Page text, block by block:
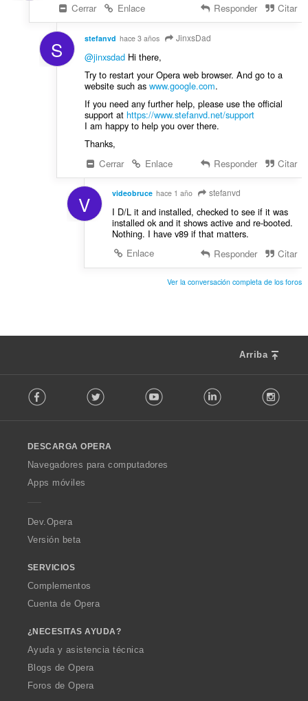
Cerrar
Enlace Responder Citar
S stefanvd hace 3 años JinxsDad
@jinxsdadHi there,
Try to restart your Opera web browser. And go to a
website such as www.google.com.
If you need any further help, please use the official
support at https://www.stefanvd.net/support
I am happy to help you over there.
Thanks,
Cerrar
Enlace Responder Citar
V videobruce hace 1 año stefanvd
I D/L it and installed, checked to see if it was
installed ok and it shows active and re-booted.
Nothing. I have v89 if that matters.
Enlace
Responder Citar
Ver la conversación completa de los foros
Arriba
o
w
O
p
a
Facebook Twitter Youtube LinkedIn
DESCARGA OPERA
Navegadores para computadores
Apps móviles
Dev.Opera
Versión beta
SERVICIOS
Complementos
Cuenta de Opera
¿NECESITAS AYUDA?
Ayuda y asistencia técnica
Blogs de Opera
Foros de Opera